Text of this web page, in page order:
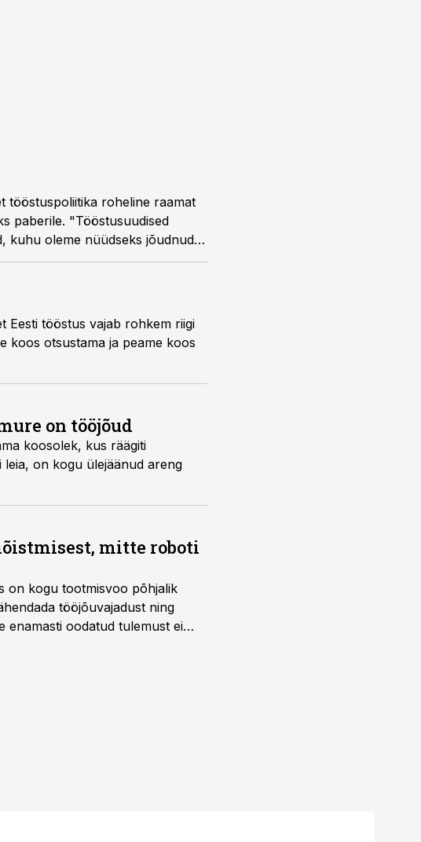
tööstuspoliitika roheline raamat
paberile. "Tööstusuudised
kuhu oleme nüüdseks jõudnud ja
Eesti tööstus vajab rohkem riigi
koos otsustama ja peame koos
on tööjõud
koosolek, kus räägiti
on kogu ülejäänud areng
mitte roboti
on kogu tootmisvoo põhjalik
tööjõuvajadust ning
enamasti oodatud tulemust ei